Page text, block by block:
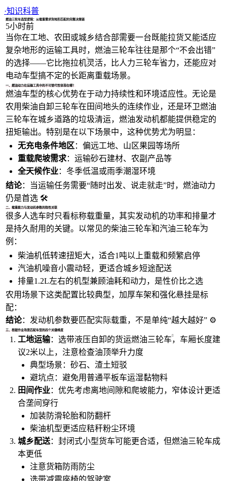
·知识科普
燃油三轮车选型逻辑：从载重需求到地形匹配的完整决策链
5小时前
当你在工地、农田或城乡结合部需要一台既能拉货又能适应
复杂地形的运输工具时， 燃油三轮车往往是那个“不会出错”
的选择——它比拖拉机灵活，比人力三轮车省力，还能应对
电动车型搞不定的长距离重载场景。
一、燃油动力在运输工具中的不可替代性体现在哪？
燃油车型的核心优势在于动力持续性和环境适应性。无论是
农用柴油自卸三轮车在田间地头的连续作业，还是环卫燃油
三轮车在城乡道路的垃圾清运，燃油发动机都能提供稳定的
扭矩输出。特别是在以下场景中，这种优势尤为明显：
无充电条件地区 ：偏远工地、山区果园等场所
重载爬坡需求：运输砂石建材、农副产品等
全天候作业：冬季低温或雨季潮湿环境
结论：当运输任务需要“随时出发、说走就走”时，燃油动力
仍是首选 🛠️
二、载重能力与发动机参数的隐性关联
很多人选车时只看标称载重量，其实发动机的功率和排量才
是持久耐用的关键。以常见的柴油三轮车和汽油三轮车为
例：
柴油机低转速扭矩大，适合1吨以上重载和频繁启停
汽油机噪音小震动轻，更适合城乡短途配送
排量1.2L左右的机型兼顾油耗和动力，是性价比之选
农用场景下这类配置比较典型，加厚车架和强化悬挂是标
配：
结论：发动机参数要匹配实际载重，不是单纯“越大越好” ⚙️
三、根据作业场景匹配车型的四个关键维度
工地运输：选带液压自卸的货运燃油三轮车，车厢长度建
议2米以上，注意检查油顶举升力度
典型场景：砂石、渣土短驳
避坑点：避免用普通平板车运湿黏物料
田间作业：优先考虑离地间隙和爬坡能力，窄体设计更适
合垄间穿行
加装防滑轮胎和防翻杆
柴油机型更适应秸秆粉尘环境
城乡配送：封闭式小型货车可能更合适，但燃油三轮车成
本更低
注意货箱防雨防尘